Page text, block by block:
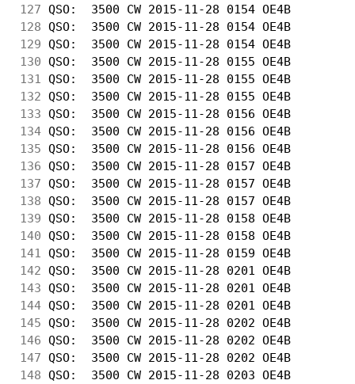
127 QSO:  3500 CW 2015-11-28 0154 OE4B
128 QSO:  3500 CW 2015-11-28 0154 OE4B
129 QSO:  3500 CW 2015-11-28 0154 OE4B
130 QSO:  3500 CW 2015-11-28 0155 OE4B
131
QSO:  3500 CW 2015-11-28 0155 OE4B
132 QSO:  3500 CW 2015-11-28 0155 OE4B
133 QSO:  3500 CW 2015-11-28 0156 OE4B
134 QSO:  3500 CW 2015-11-28 0156 OE4B
135 QSO:  3500 CW 2015-11-28 0156 OE4B
136 QSO:  3500 CW 2015-11-28 0157 OE4B
137 QSO:  3500 CW 2015-11-28 0157 OE4B
138 QSO:  3500 CW 2015-11-28 0157 OE4B
139 QSO:  3500 CW 2015-11-28 0158 OE4B
140 QSO:  3500 CW 2015-11-28 0158 OE4B
141
QSO:  3500 CW 2015-11-28 0159 OE4B
142 QSO:  3500 CW 2015-11-28 0201 OE4B
143 QSO:  3500 CW 2015-11-28 0201 OE4B
144 QSO:  3500 CW 2015-11-28 0201 OE4B
145 QSO:  3500 CW 2015-11-28 0202 OE4B
146 QSO:  3500 CW 2015-11-28 0202 OE4B
147 QSO:  3500 CW 2015-11-28 0202 OE4B
148 QSO:  3500 CW 2015-11-28 0203 OE4B